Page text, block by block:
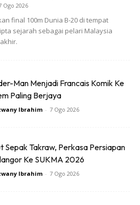
pun boleh buat senaman.
Ads
Ogo 2026
final 100m Dunia B-20 di tempat
sejarah sebagai pelari Malaysia
Man Menjadi Francais Komik Ke
Paling Berjaya
Ibrahim - 7 Ogo 2026
Sepak Takraw, Perkasa Persiapan
Ke SUKMA 2026
Ibrahim - 7 Ogo 2026